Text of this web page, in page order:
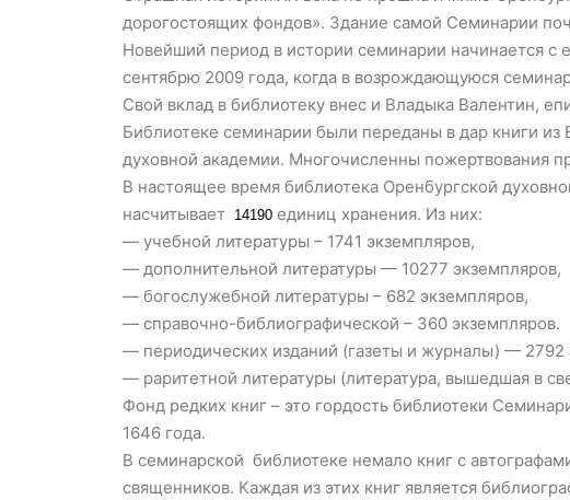
дорогостоящих фондов». Здание самой Семинарии
Новейший период в истории семинарии начинается
сентябрю 2009 года, когда в возрождающуюся
Свой вклад в библиотеку внес и Владыка Валентин,
Библиотеке семинарии были переданы в дар книги
духовной академии. Многочисленны пожертвования
В настоящее время библиотека Оренбургской
насчитывает 14190 единиц хранения. Из них:
— учебной литературы – 1741 экземпляров,
— дополнительной литературы — 10277 экземпляров,
— богослужебной литературы – 682 экземпляров,
— справочно-библиографической – 360 экземпляров.
— периодических изданий (газеты и журналы) — 2792
— раритетной литературы (литература, вышедшая в
Фонд редких книг – это гордость библиотеки
1646 года.
В семинарской библиотеке немало книг с
священников. Каждая из этих книг является